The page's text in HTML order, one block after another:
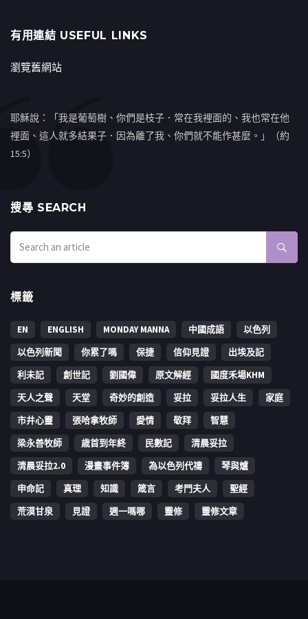
有用連結 USEFUL LINKS
瀏覽舊網站
耶穌說：「我是葡萄樹、你們是枝子．常在我裡面的、我也常在他
裡面、這人就多結果子．因為離了我、你們就不能作甚麼。」（約
15:5）
搜㝷 SEARCH
標籤
EN ENGLISH MONDAY MANNA 中國成語
以色列
以色列新聞
你累了嗎 保捷 信仰見證
出埃及記
利未記
創世記 劉國偉 原文解經
國度禾場KHM
天人之聲
天堂 奇妙的創造 妥拉 妥拉人生
家庭
市井心靈
張哈拿牧師 愛情 敬拜
智慧
梁永善牧師
歳首到年終 民數記
清晨妥拉
清晨妥拉2.0
漫畫事件簿 為以色列代禱
琴與爐
申命記
真理 知識 箴言 考門夫人
聖經
荒漠甘泉
見證 週一嗎哪 靈修 靈修文章